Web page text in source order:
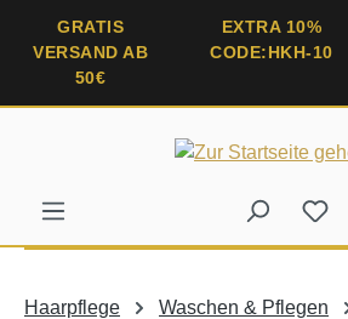
springen
GRATIS
VERSAND AB
50€
EXTRA 10%
CODE:HKH-10
Haarpflege Waschen & Pflegen